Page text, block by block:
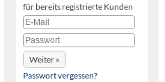
für bereits registrierte Kunden
Passwort vergessen?